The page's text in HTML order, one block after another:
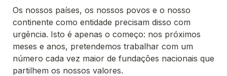
Os nossos países, os nossos povos e o nosso
continente como entidade precisam disso com
urgência. Isto é apenas o começo: nos próximos
meses e anos, pretendemos trabalhar com um
número cada vez maior de fundações nacionais que
partilhem os nossos valores.